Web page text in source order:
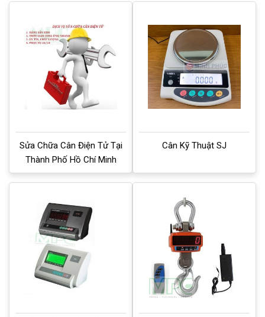
Sửa Chữa Cân Điện Tử Tại
Thành Phố Hồ Chí Minh
Cân Kỹ Thuật SJ